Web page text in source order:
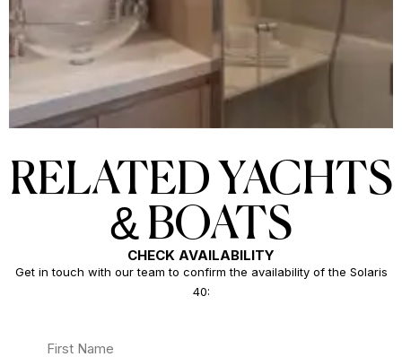
RELATED YACHTS
& BOATS
CHECK AVAILABILITY
Get in touch with our team to confirm the availability of the Solaris
40: